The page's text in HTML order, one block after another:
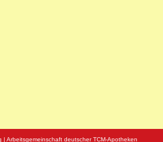
| Arbeitsgemeinschaft deutscher TCM-Apotheken